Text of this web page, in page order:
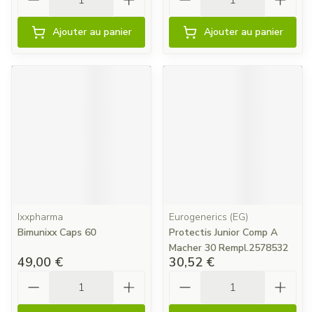
Ajouter au panier Ajouter au panier
Ixxpharma
Bimunixx Caps 60
49,00 €
Eurogenerics (EG)
Protectis Junior Comp A
Macher 30 Rempl.2578532
30,52 €